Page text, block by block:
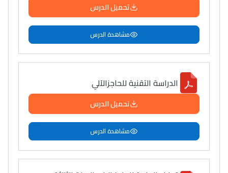
تحميل الدرس
مشاهدة الدرس
الدراسة التقنية للحاجزالآلي
تحميل الدرس
مشاهدة الدرس